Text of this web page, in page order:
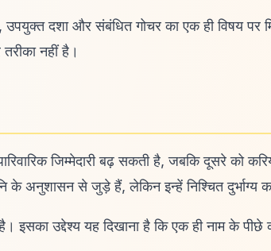
दशा और संबंधित गोचर का एक ही विषय पर
नहीं है।
जिम्मेदारी बढ़ सकती है, जबकि दूसरे को
अनुशासन से जुड़े हैं, लेकिन इन्हें निश्चित दुर्भाग्य
है। इसका उद्देश्य यह दिखाना है कि एक ही नाम के